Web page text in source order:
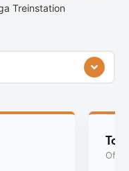
Treinstation
Of